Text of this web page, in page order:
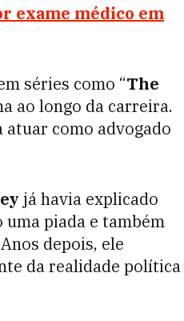
exame médico em
séries como “The
ao longo da carreira.
atuar como advogado
já havia explicado
piada e também
depois, ele
da realidade política